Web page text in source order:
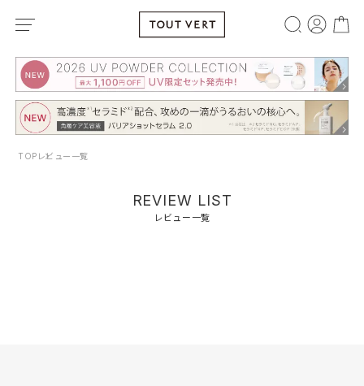
TOP レビュー一覧
REVIEW LIST
レビュー一覧